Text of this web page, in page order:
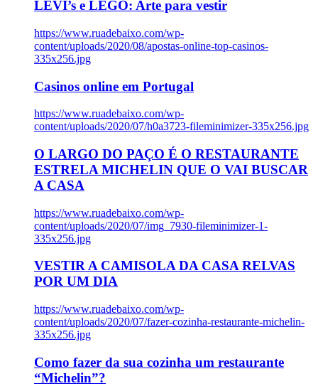
LEVI’s e LEGO: Arte para vestir
https://www.ruadebaixo.com/wp-
content/uploads/2020/08/apostas-online-top-casinos-
335x256.jpg
Casinos online em Portugal
https://www.ruadebaixo.com/wp-
content/uploads/2020/07/h0a3723-fileminimizer-335x256.jpg
O LARGO DO PAÇO É O RESTAURANTE
ESTRELA MICHELIN QUE O VAI BUSCAR
A CASA
https://www.ruadebaixo.com/wp-
content/uploads/2020/07/img_7930-fileminimizer-1-
335x256.jpg
VESTIR A CAMISOLA DA CASA RELVAS
POR UM DIA
https://www.ruadebaixo.com/wp-
content/uploads/2020/07/fazer-cozinha-restaurante-michelin-
335x256.jpg
Como fazer da sua cozinha um restaurante
“Michelin”?